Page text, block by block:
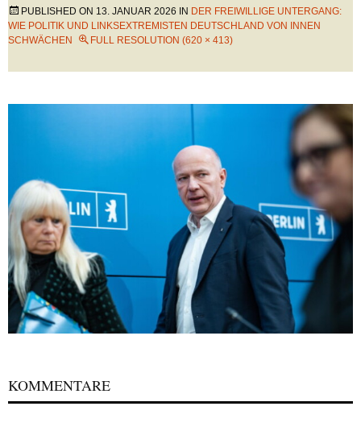
PUBLISHED ON 13. JANUAR 2026 IN DER FREIWILLIGE UNTERGANG:
WIE POLITIK UND LINKSEXTREMISTEN DEUTSCHLAND VON INNEN
SCHWÄCHEN
FULL RESOLUTION (620 × 413)
KOMMENTARE